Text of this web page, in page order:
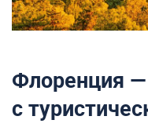
Флоренция
с